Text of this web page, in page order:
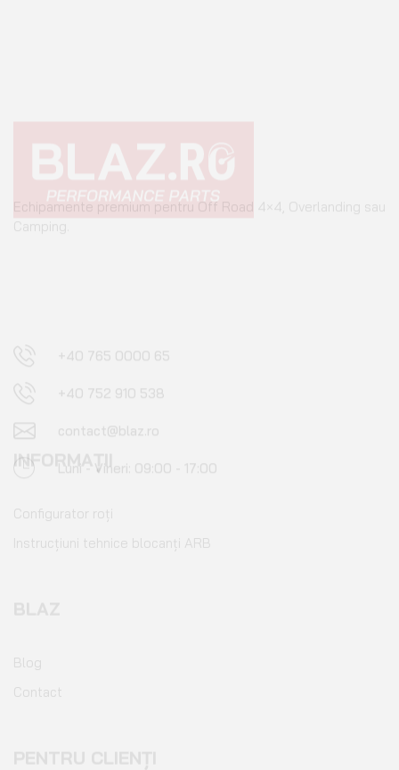
contact@blaz.ro
Luni - Vineri: 09:00 - 17:00
INFORMAȚII
Instrucțiuni tehnice blocanți ARB
Contact